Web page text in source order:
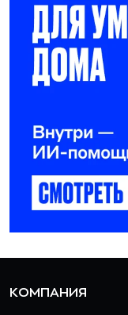
КОМПАНИЯ